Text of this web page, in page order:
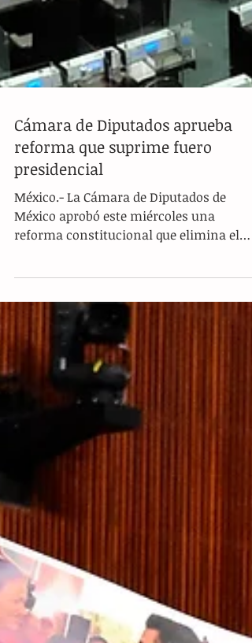
Cámara de Diputados aprueba
reforma que suprime fuero
presidencial
México.- La Cámara de Diputados de